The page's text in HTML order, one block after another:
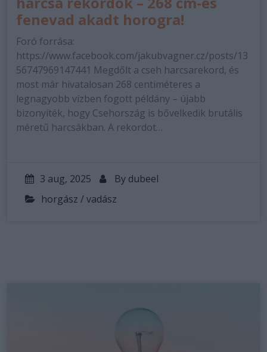
fenevad akadt horogra!
Foró forrása:
https://www.facebook.com/jakubvagner.cz/posts/13
56747969147441 Megdőlt a cseh harcsarekord, és
most már hivatalosan 268 centiméteres a
legnagyobb vízben fogott példány – újabb
bizonyíték, hogy Csehország is bővelkedik brutális
méretű harcsákban. A rekordot…
3 aug, 2025 By dubeel
horgász / vadász